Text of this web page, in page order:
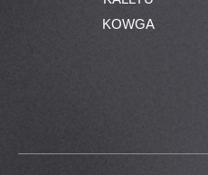
KOWGA